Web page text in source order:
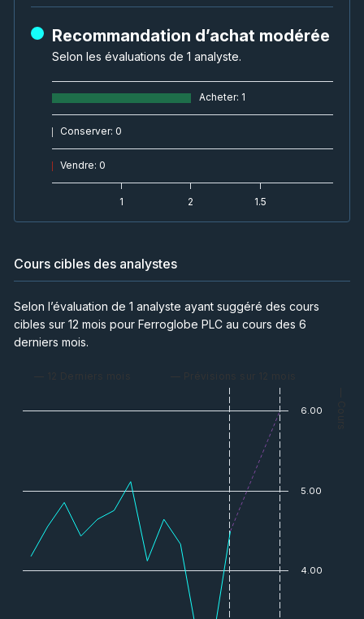
Recommandation d’achat modérée
Selon les évaluations de 1 analyste.
Acheter: 1
Conserver: 0
Vendre: 0
1 2 1.5
Cours cibles des analystes
Selon l’évaluation de 1 analyste ayant suggéré des cours
cibles sur 12 mois pour Ferroglobe PLC au cours des 6
derniers mois.
— 12 Derniers mois — Prévisions sur 12 mois
— Cours
4.00
5.00
6.00